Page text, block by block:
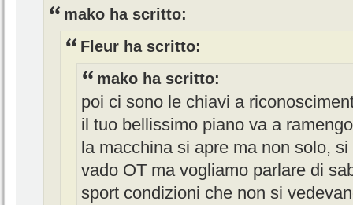
mako ha scritto:
Fleur ha scritto:
mako ha scritto:
poi ci sono le chiavi a
il tuo bellissimo piano va a
la macchina si apre ma non solo,
vado OT ma vogliamo parlare di
sport condizioni che non si